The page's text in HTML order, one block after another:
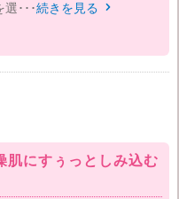
選･･･続きを見る 
肌にすぅっとしみ込む